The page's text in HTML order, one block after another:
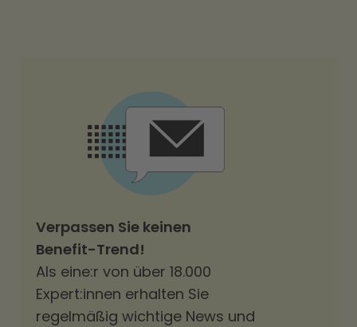
Verpassen Sie keinen
Benefit-Trend!
Als eine:r von über 18.000
Expert:innen erhalten Sie
regelmäßig wichtige News und